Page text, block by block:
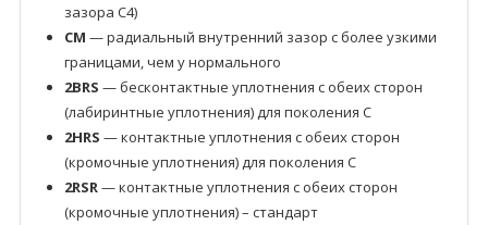
зазора C4)
CM — радиальный внутренний зазор с более узкими
границами, чем у нормального
2BRS — бесконтактные уплотнения с обеих сторон
(лабиринтные уплотнения) для поколения C
2HRS — контактные уплотнения с обеих сторон
(кромочные уплотнения) для поколения C
2RSR— контактные уплотнения с обеих сторон
(кромочные уплотнения) – стандарт